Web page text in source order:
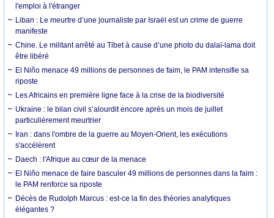
l'emploi à l'étranger
Liban : Le meurtre d’une journaliste par Israël est un crime de guerre
manifeste
Chine. Le militant arrêté au Tibet à cause d’une photo du dalaï-lama doit
être libéré
El Niño menace 49 millions de personnes de faim, le PAM intensifie sa
riposte
Les Africains en première ligne face à la crise de la biodiversité
Ukraine : le bilan civil s’alourdit encore après un mois de juillet
particulièrement meurtrier
Iran : dans l'ombre de la guerre au Moyen-Orient, les exécutions
s'accélèrent
Daech : l'Afrique au cœur de la menace
El Niño menace de faire basculer 49 millions de personnes dans la faim :
le PAM renforce sa riposte
Décès de Rudolph Marcus : est-ce la fin des théories analytiques
élégantes ?